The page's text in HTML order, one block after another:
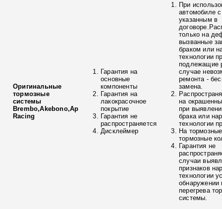
Оригинальные
тормозные
системы
Brembo,Akebono,Ap
Racing
Гарантия на
основные
компоненты
Гарантия на
лакокрасочное
покрытие
Гарантия не
распространяется
Дисклеймер
При
автомобиле
указанным в
только на
вызванные
браком или
технологии
подлежащие
случае
ремонта -
замена.
на
при
брака или
технологии
На
тормозные
Гарантия не
случаи
признаков
технологии
обнаружении
перегрева
системы.